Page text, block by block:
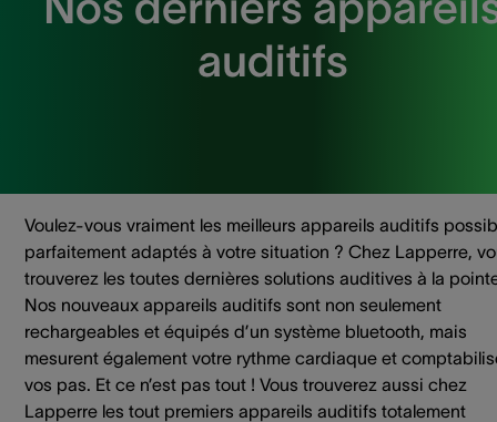
auditifs
Voulez-vous vraiment les meilleurs appareils auditifs
parfaitement adaptés à votre situation ? Chez Lapperre,
trouverez les toutes dernières solutions auditives à la
Nos nouveaux appareils auditifs sont non seulement
rechargeables et équipés d’un système bluetooth, mais
mesurent également votre rythme cardiaque et
vos pas. Et ce n’est pas tout ! Vous trouverez aussi chez
Lapperre les tout premiers appareils auditifs totalement